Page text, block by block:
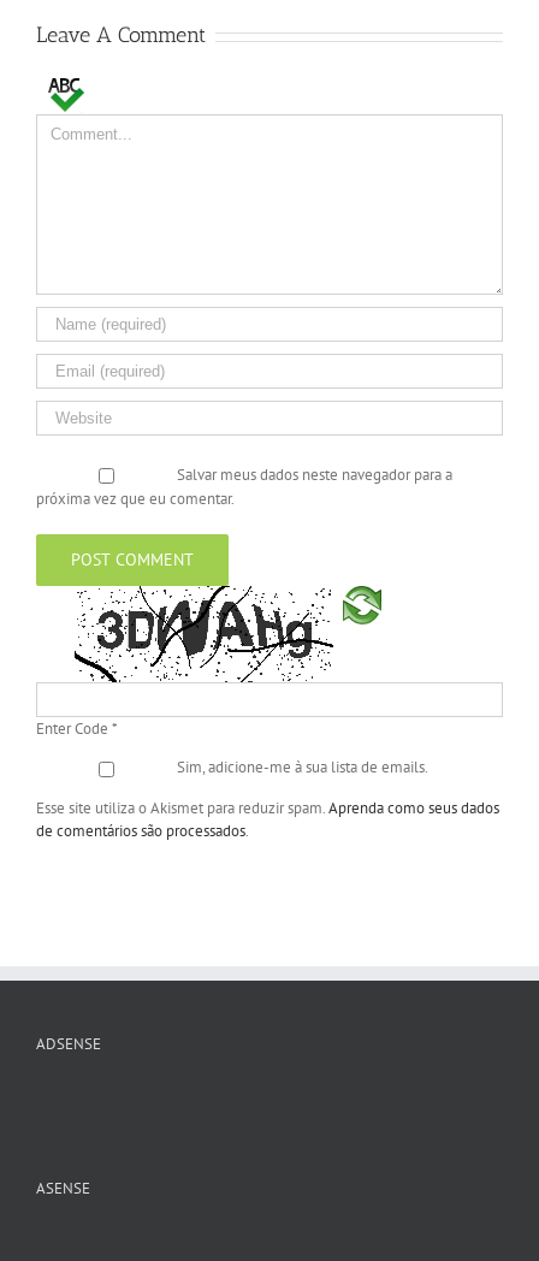
Leave A Comment
Comment
Salvar meus dados neste navegador para a
próxima vez que eu comentar.
Enter Code *
Sim, adicione-me à sua lista de emails.
Esse site utiliza o Akismet para reduzir spam.Aprenda como seus dados
de comentários são processados.
ADSENSE
ASENSE